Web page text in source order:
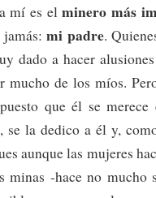
mí es elminero más
jamás:mi padre.
dado a hacer
mucho de los míos.
que él se merece
se la dedico a él y,
aunque las mujeres
minas -hace no